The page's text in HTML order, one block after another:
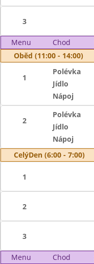
3
Menu Chod
Oběd (11:00 - 14:00)
1
Polévka
Jídlo
Nápoj
2
Polévka
Jídlo
Nápoj
CelýDen (6:00 - 7:00)
1
2
3
Menu Chod